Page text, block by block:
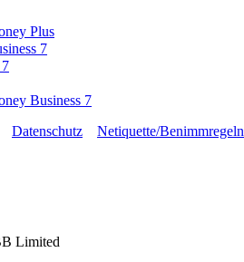
Plus
7
Business 7
Datenschutz
Netiquette/Benimmregeln
Limited